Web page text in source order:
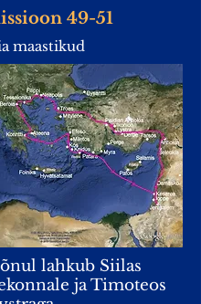
49-51
maastikud
lahkub Siilas
ja Timoteos